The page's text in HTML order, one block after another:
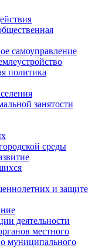
самоуправление
политика
занятости
среды
и защите
деятельности
местного
муниципального